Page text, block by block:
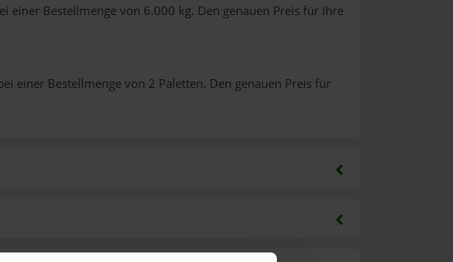
einer Bestellmenge von 6.000 kg. Den genauen Preis für Ihre
einer Bestellmenge von 2 Paletten. Den genauen Preis für